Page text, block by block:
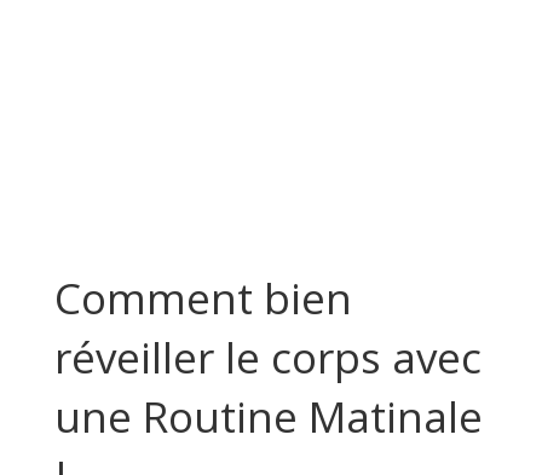
Comment bien
réveiller le corps avec
une Routine Matinale